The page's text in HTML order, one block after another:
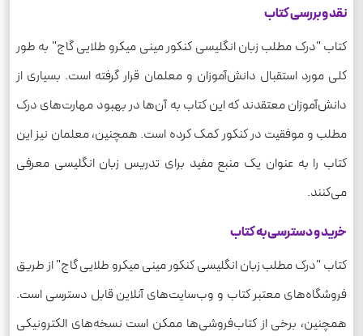
نقد و بررسی کتاب
کتاب "درک مطلب زبان انگلیسی کنکور مینی میکرو طلایی گاج" به طور
کلی مورد استقبال دانش‌آموزان و معلمان قرار گرفته است. بسیاری از
دانش‌آموزان معتقدند که این کتاب به آن‌ها در بهبود مهارت‌های درک
مطلب و موفقیت در کنکور کمک کرده است. همچنین، معلمان نیز این
کتاب را به عنوان یک منبع مفید برای تدریس زبان انگلیسی معرفی
می‌کنند.
خرید و دسترسی به کتاب
کتاب "درک مطلب زبان انگلیسی کنکور مینی میکرو طلایی گاج" از طریق
فروشگاه‌های معتبر کتاب و وب‌سایت‌های آنلاین قابل دسترسی است.
همچنین، برخی از کتاب‌فروشی‌ها ممکن است نسخه‌های الکترونیکی